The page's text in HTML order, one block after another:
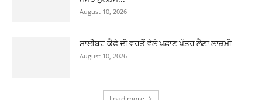
August 10, 2026
ਸਾਈਬਰ ਕੈਫੇ ਦੀ ਵਰਤੋਂ ਵੇਲੇ ਪਛਾਣ ਪੱਤਰ ਲੈਣਾ ਲਾਜ਼ਮੀ
August 10, 2026